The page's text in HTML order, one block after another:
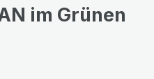
im Grünen